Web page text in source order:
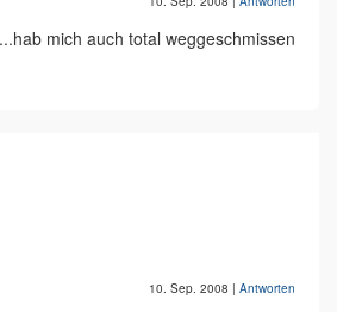
mich auch total weggeschmissen
10. Sep. 2008 | Antworten